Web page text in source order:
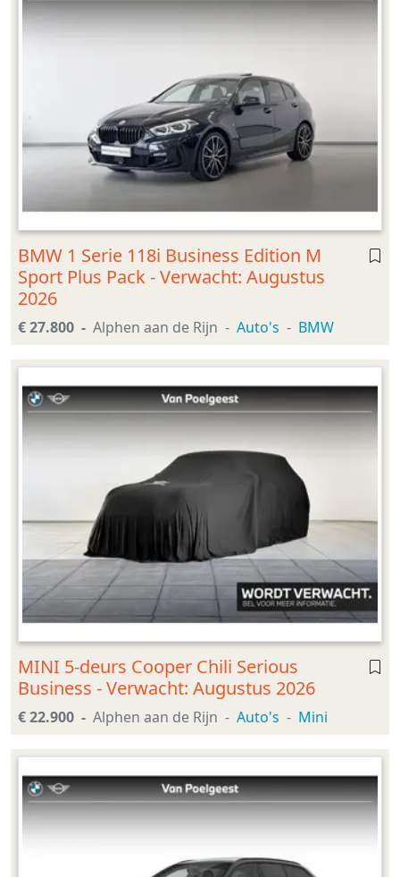
BMW 1 Serie 118i Business Edition M
Sport Plus Pack - Verwacht: Augustus
2026
€ 27.800 Alphen aan de Rijn Auto's BMW
MINI 5-deurs Cooper Chili Serious
Business - Verwacht: Augustus 2026
€ 22.900 Alphen aan de Rijn Auto's Mini